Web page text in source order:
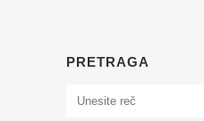
PRETRAGA